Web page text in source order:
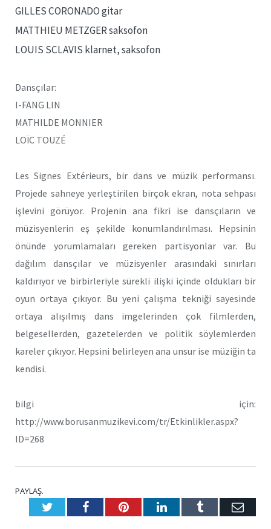
GILLES CORONADO gitar
MATTHIEU METZGER saksofon
LOUIS SCLAVIS klarnet, saksofon
Dansçılar:
I-FANG LIN
MATHILDE MONNIER
LOÏC TOUZÉ
Les Signes Extérieurs, bir dans ve müzik performansı.
Projede sahneye yerleştirilen birçok ekran, nota sehpası
işlevini görüyor. Projenin ana fikri ise dansçıların ve
müzisyenlerin eş şekilde konumlandırılması. Hepsinin
önünde yorumlamaları gereken partisyonlar var. Bu
dağılım dansçılar ve müzisyenler arasındaki sınırları
kaldırıyor ve birbirleriyle sürekli ilişki içinde oldukları bir
oyun ortaya çıkıyor. Bu yeni çalışma tekniği sayesinde
ortaya alışılmış dans imgelerinden çok filmlerden,
belgesellerden, gazetelerden ve politik söylemlerden
kareler çıkıyor. Hepsini belirleyen ana unsur ise müziğin ta
kendisi.
bilgi için:
http://www.borusanmuzikevi.com/tr/Etkinlikler.aspx?
ID=268
PAYLAŞ.
TwitterFacebookPinterestLinkedInTumblr E-